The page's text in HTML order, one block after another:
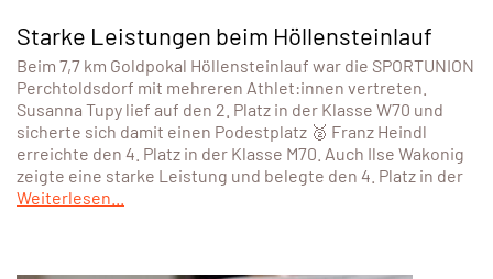
Starke Leistungen beim Höllensteinlauf
Beim 7,7 km Goldpokal Höllensteinlauf war die SPORTUNION
Perchtoldsdorf mit mehreren Athlet:innen vertreten.
Susanna Tupy lief auf den 2. Platz in der Klasse W70 und
sicherte sich damit einen Podestplatz 🥈 Franz Heindl
erreichte den 4. Platz in der Klasse M70. Auch Ilse Wakonig
zeigte eine starke Leistung und belegte den 4. Platz in der
Weiterlesen...